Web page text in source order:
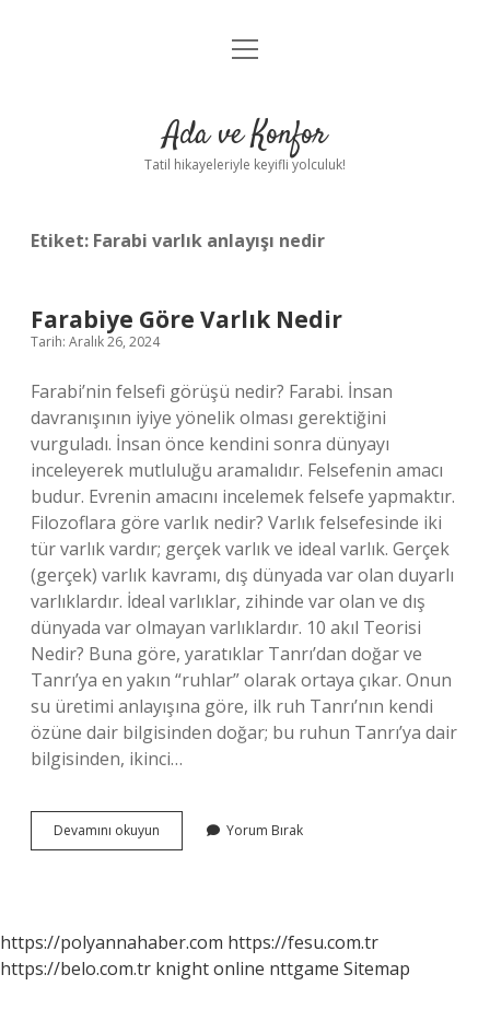
Anasayfa
Yasal Uyarı
menüyü
Ada ve Konfor
Tatil hikayeleriyle keyifli yolculuk!
Etiket: Farabi varlık anlayışı nedir
Farabiye Göre Varlık Nedir
Tarih: Aralık 26, 2024
Farabi’nin felsefi görüşü nedir? Farabi. İnsan
davranışının iyiye yönelik olması gerektiğini
vurguladı. İnsan önce kendini sonra dünyayı
inceleyerek mutluluğu aramalıdır. Felsefenin amacı
budur. Evrenin amacını incelemek felsefe yapmaktır.
Filozoflara göre varlık nedir? Varlık felsefesinde iki
tür varlık vardır; gerçek varlık ve ideal varlık. Gerçek
(gerçek) varlık kavramı, dış dünyada var olan duyarlı
varlıklardır. İdeal varlıklar, zihinde var olan ve dış
dünyada var olmayan varlıklardır. 10 akıl Teorisi
Nedir? Buna göre, yaratıklar Tanrı’dan doğar ve
Tanrı’ya en yakın “ruhlar” olarak ortaya çıkar. Onun
su üretimi anlayışına göre, ilk ruh Tanrı’nın kendi
özüne dair bilgisinden doğar; bu ruhun Tanrı’ya dair
bilgisinden, ikinci…
Devamını okuyun Farabiye
Göre
Yorum Bırak
https://polyannahaber.com https://fesu.com.tr
https://belo.com.tr knight online nttgame Sitemap